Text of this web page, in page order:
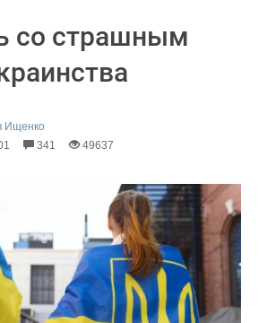
со страшным
Ищенко
341 49637